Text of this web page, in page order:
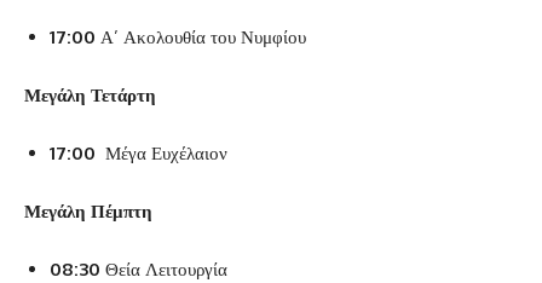
17:00 Α’ Ακολουθία του Νυμφίου
Μεγάλη Τετάρτη
17:00 Μέγα Ευχέλαιον
Μεγάλη Πέμπτη
08:30 Θεία Λειτουργία